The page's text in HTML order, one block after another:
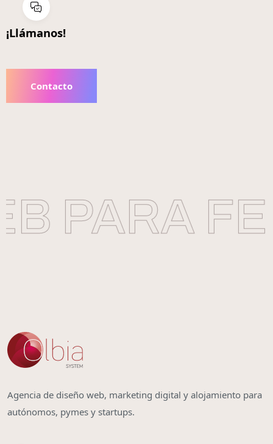
¡Llámanos!
Contacto
PARA
Agencia de diseño web, marketing digital y alojamiento para
autónomos, pymes y startups.